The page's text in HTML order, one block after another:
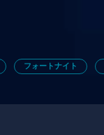
フォートナイト